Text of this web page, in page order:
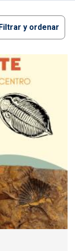
y ordenar